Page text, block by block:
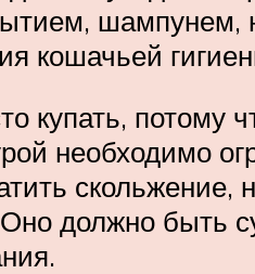
шампунем,
кошачьей
купать, потому
необходимо
должно быть